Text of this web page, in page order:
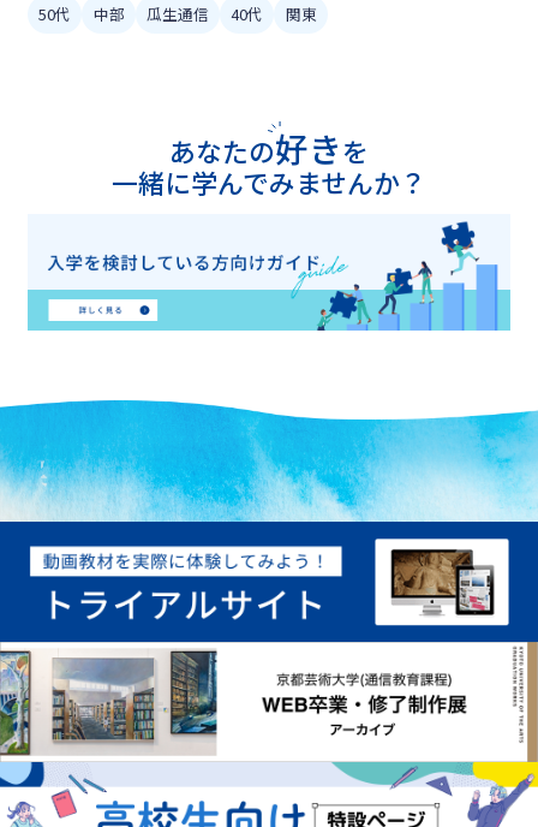
50代
中部 瓜生通信 40代 関東
あなたの好きを
一緒に学んでみませんか？